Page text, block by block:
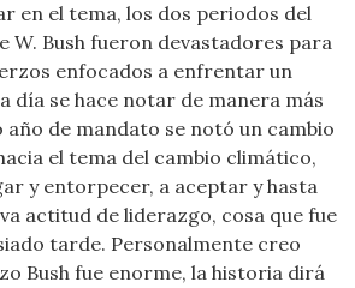
en el tema, los dos periodos del
W. Bush fueron devastadores para
enfocados a enfrentar un
día se hace notar de manera más
año de mandato se notó un cambio
el tema del cambio climático,
y entorpecer, a aceptar y hasta
actitud de liderazgo, cosa que fue
tarde. Personalmente creo
Bush fue enorme, la historia dirá